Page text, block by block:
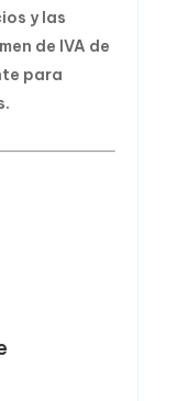
y las
de IVA de
para